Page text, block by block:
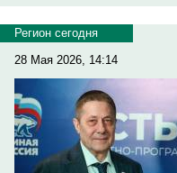
Регион сегодня
28 Мая 2026, 14:14